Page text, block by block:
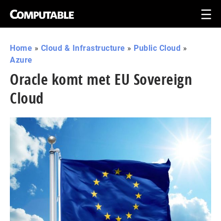
Home » Cloud & Infrastructure » Public Cloud »
Azure
Oracle komt met EU Sovereign
Cloud